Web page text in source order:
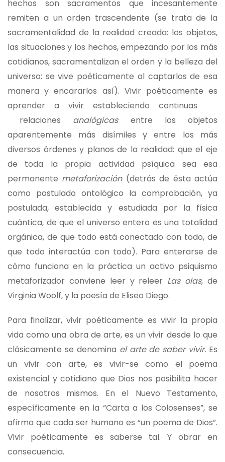
hechos son sacramentos que incesantemente
remiten a un orden trascendente (se trata de la
sacramentalidad de la realidad creada: los objetos,
las situaciones y los hechos, empezando por los más
cotidianos, sacramentalizan el orden y la belleza del
universo: se vive poéticamente al captarlos de esa
manera y encararlos así). Vivir poéticamente es
aprender a vivir estableciendo continuas
relaciones analógicas entre los objetos
aparentemente más disímiles y entre los más
diversos órdenes y planos de la realidad: que el eje
de toda la propia actividad psíquica sea esa
permanente metaforización (detrás de ésta actúa
como postulado ontológico la comprobación, ya
postulada, establecida y estudiada por la física
cuántica, de que el universo entero es una totalidad
orgánica, de que todo está conectado con todo, de
que todo interactúa con todo). Para enterarse de
cómo funciona en la práctica un activo psiquismo
metaforizador conviene leer y releer Las olas, de
Virginia Woolf, y la poesía de Eliseo Diego.
Para finalizar, vivir poéticamente es vivir la propia
vida como una obra de arte, es un vivir desde lo que
clásicamente se denomina el arte de saber vivir. Es
un vivir con arte, es vivir-se como el poema
existencial y cotidiano que Dios nos posibilita hacer
de nosotros mismos. En el Nuevo Testamento,
específicamente en la “Carta a los Colosenses”, se
afirma que cada ser humano es “un poema de Dios”.
Vivir poéticamente es saberse tal. Y obrar en
consecuencia.